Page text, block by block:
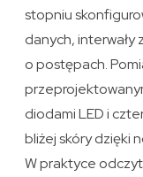
stopniu
danych, interwały
o postępach.
diodami LED i
bliżej skóry dzięki
W praktyce